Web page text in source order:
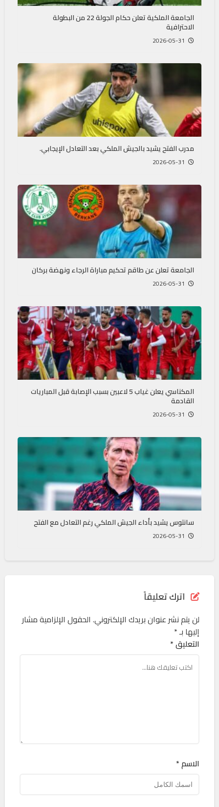
الجامعة الملكية تعلن حكام الجولة 22 من البطولة
الاحترافية
مدرب الفتح يشيد بالجيش الملكي بعد التعادل الإيجابي.
الجامعة تعلن عن طاقم تحكيم مباراة الرجاء ونهضة بركان
المكناسي يعلن غياب 5 لاعبين بسبب الإصابة قبل المباريات
القادمة
سانتوس يشيد بأداء الجيش الملكي رغم التعادل مع الفتح
اترك تعليقاً
لن يتم نشر عنوان بريدك الإلكتروني. الحقول الإلزامية مشار
إليها بـ*
التعليق *
الاسم *